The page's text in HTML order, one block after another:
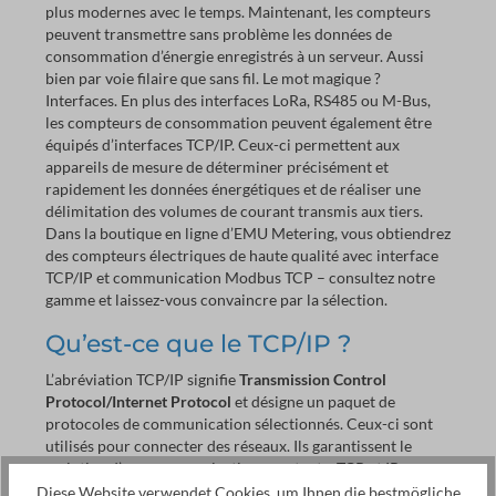
produit en Suisse par EMU Electronic AG.Plus
d'informations : https://www.emuag.ch
Énergie active consommation (kWh) et livraison
(kWh) Énergie réactive consommation (kvarh) et
livraison (kvar) Puissance active par phase et totale
(kW) Puissance réactive (kvar) Puissance apparente
(kVA) Intensité par phase (A) Tension par phase (V)
CosPhi Fréquence (Hz) Nombre de coupures de
tension Écran LCD Grâce à l’écran LCD graphique
(38 x 28 mm) et au rétroéclairage LED, la lecture et
le réglage des paramètres sont simplifiés.Lecture et
configuration simple du compteur électrique en
offrant une visibilité exceptionnelle des
chiffres.Dans ce cadre, une très bonne visibilité des
chiffres est garantie. Sortie impulsion S0 Le
compteur d’énergie triphasé EMU Professional II 3/5
TCP/IP dispose d’une sortie d’impulsions S0
active.Taux d’impulsions par kWh / kvarH : 1, 10,
100, 1 000 ou 10 000Durée d’impulsions en
millisecondes : 2 ms, 10 ms, 30 ms, 40 ms, 120 ms
Configuration La configuration de l’appareil EMU
Professional II s’effectue via des touches à
effleurement.Le Configuration réseau (adresse IP,
sous-réseau, passerelle) sont réglables à l’aide de
plus modernes avec le temps. Maintenant, les compteurs
peuvent transmettre sans problème les données de
consommation d’énergie enregistrés à un serveur. Aussi
bien par voie filaire que sans fil. Le mot magique ?
Interfaces. En plus des interfaces LoRa, RS485 ou M-Bus,
les compteurs de consommation peuvent également être
équipés d’interfaces TCP/IP. Ceux-ci permettent aux
appareils de mesure de déterminer précisément et
rapidement les données énergétiques et de réaliser une
délimitation des volumes de courant transmis aux tiers.
Dans la boutique en ligne d’EMU Metering, vous obtiendrez
des compteurs électriques de haute qualité avec interface
TCP/IP et communication Modbus TCP – consultez notre
gamme et laissez-vous convaincre par la sélection.
Qu’est-ce que le TCP/IP ?
L’abréviation TCP/IP signifieTransmission Control
Protocol/Internet Protocol et désigne un paquet de
protocoles de communication sélectionnés. Ceux-ci sont
utilisés pour connecter des réseaux. Ils garantissent le
maintien d’une communication constante. TCP et IP
forment les deux protocoles principaux – mais il existe
Diese Website verwendet Cookies, um Ihnen die bestmögliche